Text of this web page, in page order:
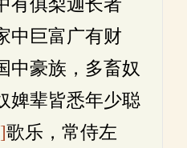
有俱梨迦长者
中巨富广有财
中豪族，多畜奴
婢辈皆悉年少聪
歌乐，常侍左